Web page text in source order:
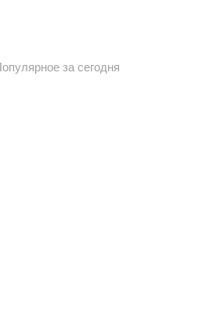
за сегодня